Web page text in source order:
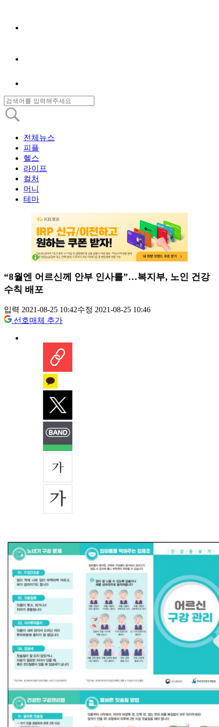
전체뉴스
피플
헬스
라이프
컬처
머니
테마
“8월엔 어르신께 안부 인사를”…복지부, 노인 건강
수칙 배포
입력 2021-08-25 10:42수정 2021-08-25 10:46
선호매체 추가